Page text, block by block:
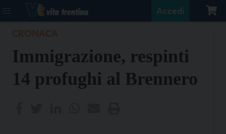
Accedi
Immigrazione, respinti
14 profughi al Brennero